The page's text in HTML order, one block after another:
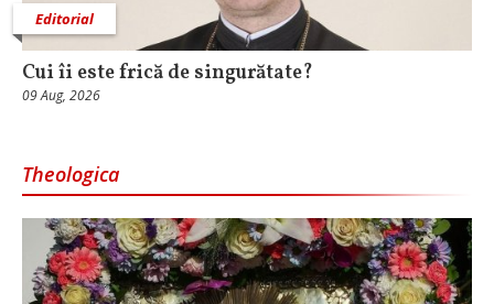
Editorial
Cui îi este frică de singurătate?
09 Aug, 2026
Theologica